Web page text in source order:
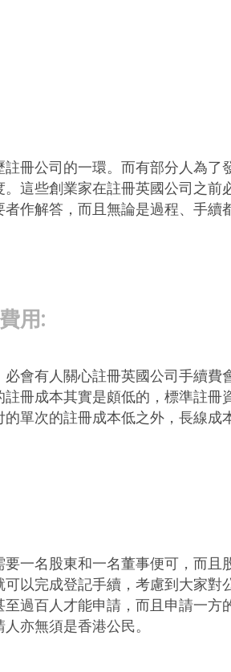
冊公司的一環。而有部分人為
這些創業家在註冊英國公司之
作解答，而且無論是過程、手
用:
會有人關心註冊英國公司手續
冊成本其實是頗低的，標準註
單次的註冊成本低之外，長線成
一名股東和一名董事便可，而
以完成登記手續，考慮到大家
過百人才能申請，而且申請一
亦無須是香港公民。